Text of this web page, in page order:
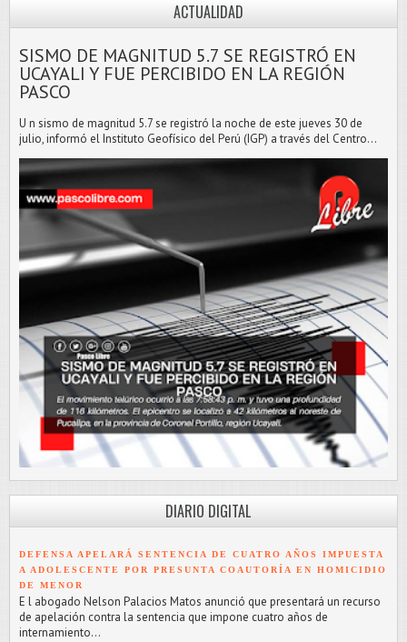
ACTUALIDAD
SISMO DE MAGNITUD 5.7 SE REGISTRÓ EN
UCAYALI Y FUE PERCIBIDO EN LA REGIÓN
PASCO
U n sismo de magnitud 5.7 se registró la noche de este jueves 30 de
julio, informó el Instituto Geofísico del Perú (IGP) a través del Centro...
DIARIO DIGITAL
DEFENSA APELARÁ SENTENCIA DE CUATRO AÑOS IMPUESTA
A ADOLESCENTE POR PRESUNTA COAUTORÍA EN HOMICIDIO
DE MENOR
E l abogado Nelson Palacios Matos anunció que presentará un recurso
de apelación contra la sentencia que impone cuatro años de
internamiento...